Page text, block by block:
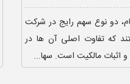
دو نوع سهم رایج در شرکت
که تفاوت اصلی آن ها در
و اثبات مالکیت است. سها...